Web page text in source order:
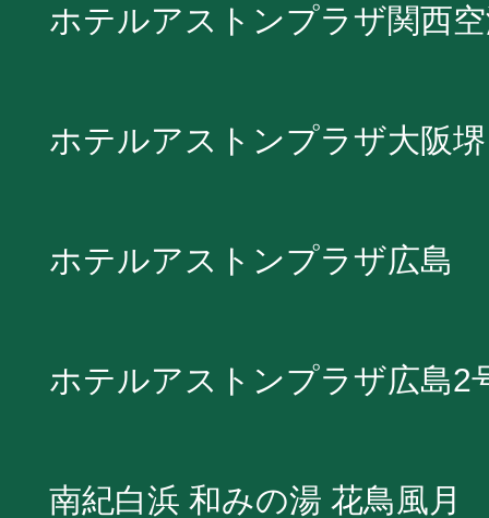
ホテルアストンプラザ関西
ホテルアストンプラザ大阪堺
ホテルアストンプラザ広島
ホテルアストンプラザ広島2
南紀白浜 和みの湯 花鳥風月